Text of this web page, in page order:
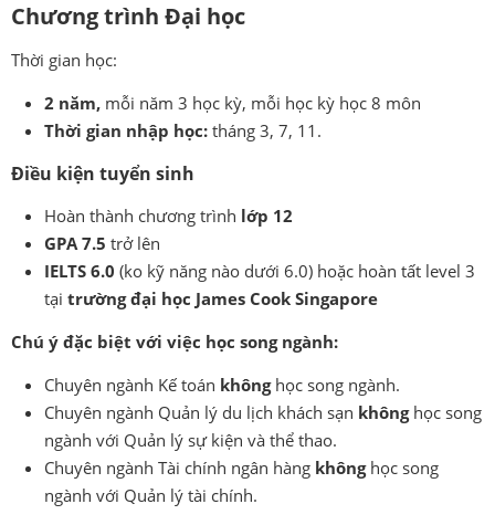
Chương trình Đại học
Thời gian học:
2 năm, mỗi năm 3 học kỳ, mỗi học kỳ học 8 môn
Thời gian nhập học: tháng 3, 7, 11.
Điều kiện tuyển sinh
Hoàn thành chương trình lớp 12
GPA 7.5 trở lên
IELTS 6.0 (ko kỹ năng nào dưới 6.0) hoặc hoàn tất level 3
tại trường đại học James Cook Singapore
Chú ý đặc biệt với việc học song ngành:
Chuyên ngành Kế toán không học song ngành.
Chuyên ngành Quản lý du lịch khách sạn khônghọc song
ngành với Quản lý sự kiện và thể thao.
Chuyên ngành Tài chính ngân hàng khônghọc song
ngành với Quản lý tài chính.